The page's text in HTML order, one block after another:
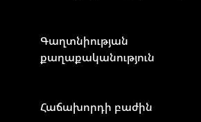
Գաղտնիության
քաղաքականություն
Հաճախորդի բաժին